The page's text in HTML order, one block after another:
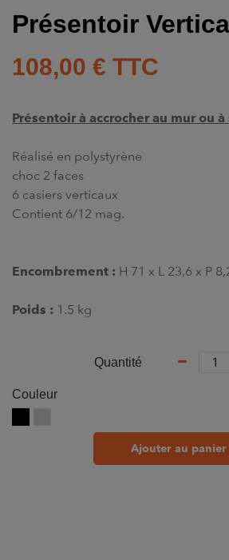
Présentoir
108,00 € TTC
Présentoir à accrocher au mur ou
Réalisé en polystyrène
choc 2 faces
6 casiers verticaux
Contient 6/12 mag.
Encombrement : H 71 x L 23,6 x P
Poids : 1.5 kg
Quantité
Couleur
Ajouter au panier